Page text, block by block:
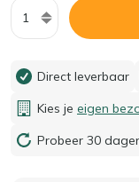
Aantal
Direct leverbaar
Kies je eigen
Probeer 30